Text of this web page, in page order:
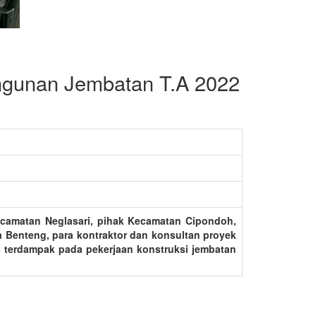
Jembatan T.A 2022
Neglasari, pihak Kecamatan Cipondoh,
Benteng, para kontraktor dan konsultan proyek
pada pekerjaan konstruksi jembatan